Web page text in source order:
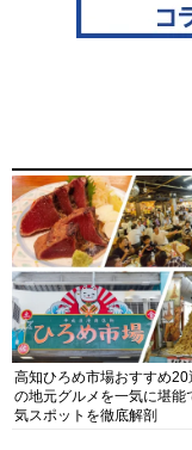
高知ひろめ市場おすすめ20
の地元グルメを一気に堪能
気スポットを徹底解剖